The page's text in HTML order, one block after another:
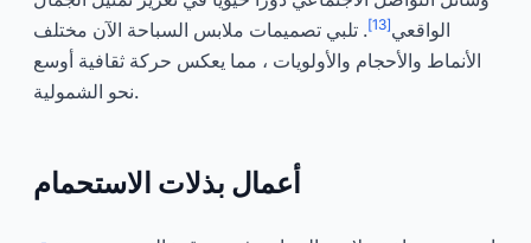
الواقعي[13]
. تلبي تصميمات ملابس السباحة الآن مختلف
الأنماط والأحجام والأولويات ، مما يعكس حركة ثقافية أوسع
نحو الشمولية.
أعمال بذلات الاستحمام